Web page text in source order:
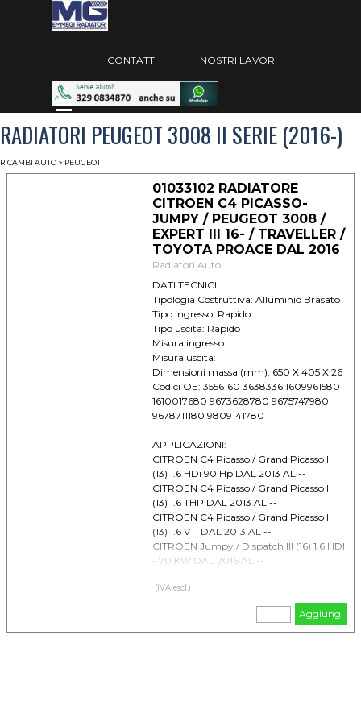
Vai ai contenuti
Salta menù
CONTATTI NOSTRI LAVORI
Salta menù
RADIATORI PEUGEOT 3008 II SERIE (2016-)
RICAMBI AUTO > PEUGEOT
01033102 RADIATORE
CITROEN C4 PICASSO-
JUMPY / PEUGEOT 3008 /
EXPERT III 16- / TRAVELLER /
TOYOTA PROACE DAL 2016
Radiatori Auto
DATI TECNICI
Tipologia Costruttiva: Alluminio Brasato
Tipo ingresso: Rapido
Tipo uscita: Rapido
Misura ingresso:
Misura uscita:
Dimensioni massa (mm): 650 X 405 X 26
Codici OE: 3556160 3638336 1609961580
1610017680 9673628780 9675747980
9678711180 9809141780
APPLICAZIONI:
CITROEN C4 Picasso / Grand Picasso II
(13) 1.6 HDi 90 Hp DAL 2013 AL --
CITROEN C4 Picasso / Grand Picasso II
(13) 1.6 THP DAL 2013 AL --
CITROEN C4 Picasso / Grand Picasso II
(13) 1.6 VTI DAL 2013 AL --
CITROEN Jumpy / Dispatch III (16) 1.6 HDI
- 70 KW DAL 2016 AL --
- 85 KW DAL 2016 AL --
CITROEN Jumpy / Dispatch III (16) 2.0
HDI - 110 KW DAL 2016 AL --
CITROEN Jumpy / Dispatch III (16) 2.0
(IVA escl.)
Aggiungi